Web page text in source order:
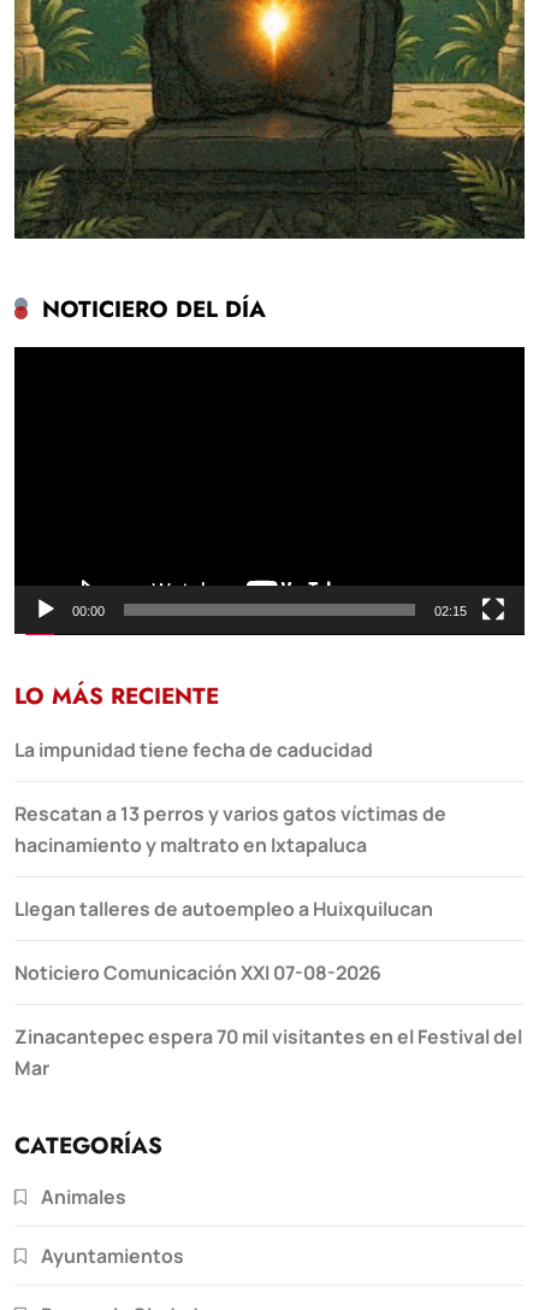
NOTICIERO DEL DÍA
00:00 02:15
LO MÁS RECIENTE
La impunidad tiene fecha de caducidad
Rescatan a 13 perros y varios gatos víctimas de
hacinamiento y maltrato en Ixtapaluca
Llegan talleres de autoempleo a Huixquilucan
Noticiero Comunicación XXI 07-08-2026
Zinacantepec espera 70 mil visitantes en el Festival del
Mar
CATEGORÍAS
Animales
Ayuntamientos